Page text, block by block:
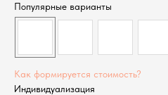
Популярные варианты
Как формируется стоимость?
Индивидуализация